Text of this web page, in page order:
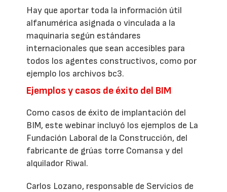
Hay que aportar toda la información útil
alfanumérica asignada o vinculada a la
maquinaria según estándares
internacionales que sean accesibles para
todos los agentes constructivos, como por
ejemplo los archivos bc3.
Ejemplos y casos de éxito del BIM
Como casos de éxito de implantación del
BIM, este webinar incluyó los ejemplos de La
Fundación Laboral de la Construcción, del
fabricante de grúas torre Comansa y del
alquilador Riwal.
Carlos Lozano, responsable de Servicios de